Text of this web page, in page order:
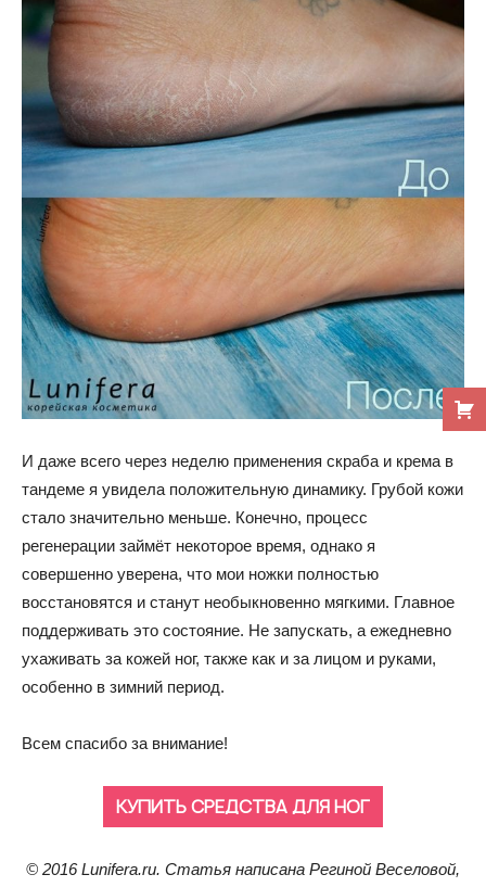
И даже всего через неделю применения скраба и крема в
тандеме я увидела положительную динамику. Грубой кожи
стало значительно меньше. Конечно, процесс
регенерации займёт некоторое время, однако я
совершенно уверена, что мои ножки полностью
восстановятся и станут необыкновенно мягкими. Главное
поддерживать это состояние. Не запускать, а ежедневно
ухаживать за кожей ног, также как и за лицом и руками,
особенно в зимний период.
Всем спасибо за внимание!
КУПИТЬ СРЕДСТВА ДЛЯ НОГ
© 2016 Lunifera.ru. Статья написана Региной Веселовой,